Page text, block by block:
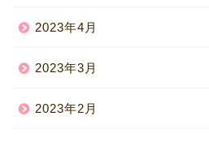
2023年4月
2023年3月
2023年2月